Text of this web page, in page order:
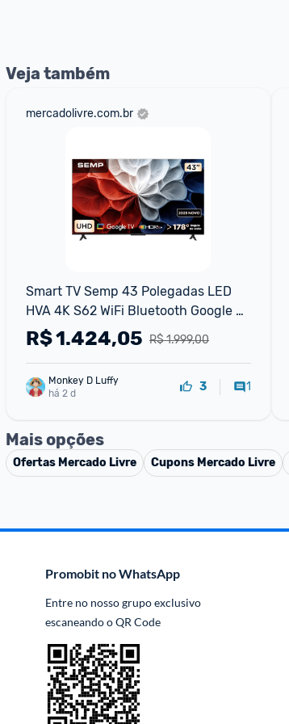
Veja também
mercadolivre.com.br
Smart TV Semp 43 Polegadas LED
HVA 4K S62 WiFi Bluetooth Google
TV 3 HDMI HDR10+ Dolby Audio
43S62
R$ 1.999,00
R$1.424,05
Monkey D Luffy
há 2 d
3 1
Mais opções
Ofertas Mercado Livre Cupons Mercado Livre
Promobit no WhatsApp
Entre no nosso grupo exclusivo
escaneando o QR Code